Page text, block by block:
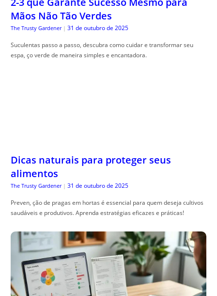
Mãos Não Tão Verdes
The Trusty Gardener | 31 de outubro de 2025
Suculentas passo a passo, descubra como cuidar e transformar seu
espa, ço verde de maneira simples e encantadora.
Dicas naturais para proteger seus
alimentos
The Trusty Gardener | 31 de outubro de 2025
Preven, ção de pragas em hortas é essencial para quem deseja cultivos
saudáveis e produtivos. Aprenda estratégias eficazes e práticas!